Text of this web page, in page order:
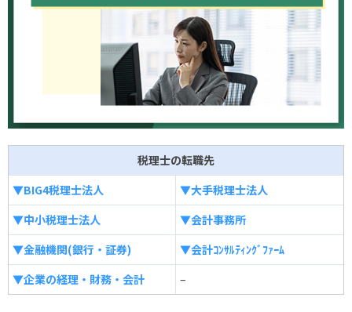
税理士の転職先
▼BIG4税理士法人
▼大手税理士法人
▼中小税理士法人
▼会計事務所
▼金融機関(銀行・証券)
▼会計ｺﾝｻﾙﾃｨﾝｸﾞﾌｧｰﾑ
▼企業の経理・財務・会計
–